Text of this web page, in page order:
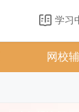
学习
网校